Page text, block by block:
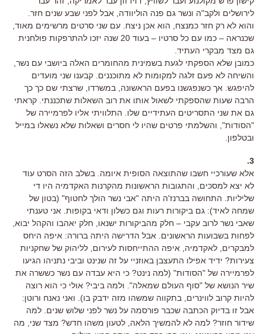
לירושלים ולקב"ה ונשר גם פנה הוליוודה, אבל לפני שבע שנים חזר.
והוא לא רק חזר כמנצח, הוא אכן ניצח. עם שני סרטים מרשימים מאוד,
שכנראה – כמו עם כל סרטיו – בעוד 20 שנה יזכו להתרפקות פולחנית
גם מצד מבקרי העתיד.
כמובן שלא הספקתי לגעת בשמינית מהחומרים האלה ביושבי עם נשר,
והשיחה לא פעם זלגה למקומות לא מתוכננים. קבענו שני מועדים
להיפגש. אך כשנפגשנו בפעם הראשונה, במשרדו, שרצתי שם כך כך
הרבה שעות שהספקתי לשאול אותו את רוב השאלות שתכננתי. קראתי
גם את שני התסריטים העתידיים שלו. התלוויתי אליו לפרמיירה של
"הסודות", והשלמתי פרטים שהיו לי חסרים ושאלות שלא נשאלו במייל
ובטלפון.
3.
אלא שעורכיי חשבו שהתוצאה הסופית איומה. בשלב הזה הסרט עוד
לא יצא למסכים, והתגובות הראשונות מהקרנות האקדמיה היו די
שליליות. התחושה בברנז'ה היתה "אבי נשר הולך לחטוף" (בטון של
שמחה לאיד): גם ביקורות רעות וגם כשלון ודאי בקופות. אני טענתי
שאבי נשר לרוב עקבי – חלק מהביקורות ישנאו, חלק יאהבו והקהל יבוא,
לפחות בשבועות הראשונים. אבל הדרישה היתה ברורה: איפה היחס
למבקרים, לאקדמיה, איפה ההתייחסות לעירום, לליהוק של שחקניות
צעירות? ידיד אפילו התעצבן באוזניי על זה שנינט וביבי נתניהו הגיעו
לפרמיירה של "הסודות" (למה נינט? כי היא עבדה עם נשר כששרה את
שיר הנושא של "סוף העולם שמאלה". ולמה ביבי? אולי כי הוא רוצה
להיות קרוב לווינרים, בתקווה שמשהו מזה ידבק בו). ואני נאנח ורוטן:
אבל זו בדיוק הכתבה שכבר פורסמה על נשר לפני שלוש שנים. למה
שידור חוזר? למה לא להמשיך הלאה, לטעון משהו חדש? מצד שני, מה